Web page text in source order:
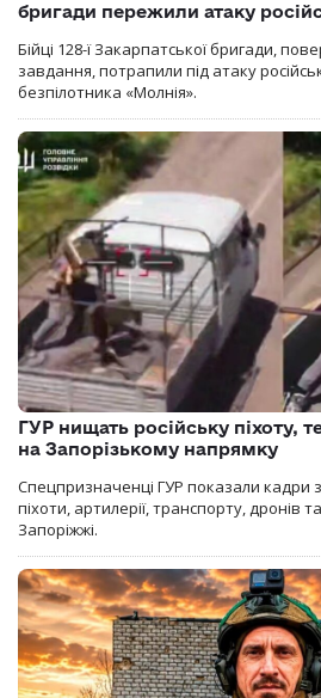
бригади пережили атаку
Бійці 128-ї Закарпатської бригади,
завдання, потрапили під атаку
безпілотника «Молнія».
ГУР нищать російську піхоту,
на Запорізькому напрямку
Спецпризначенці ГУР показали кадри
піхоти, артилерії, транспорту, дронів
Запоріжжі.